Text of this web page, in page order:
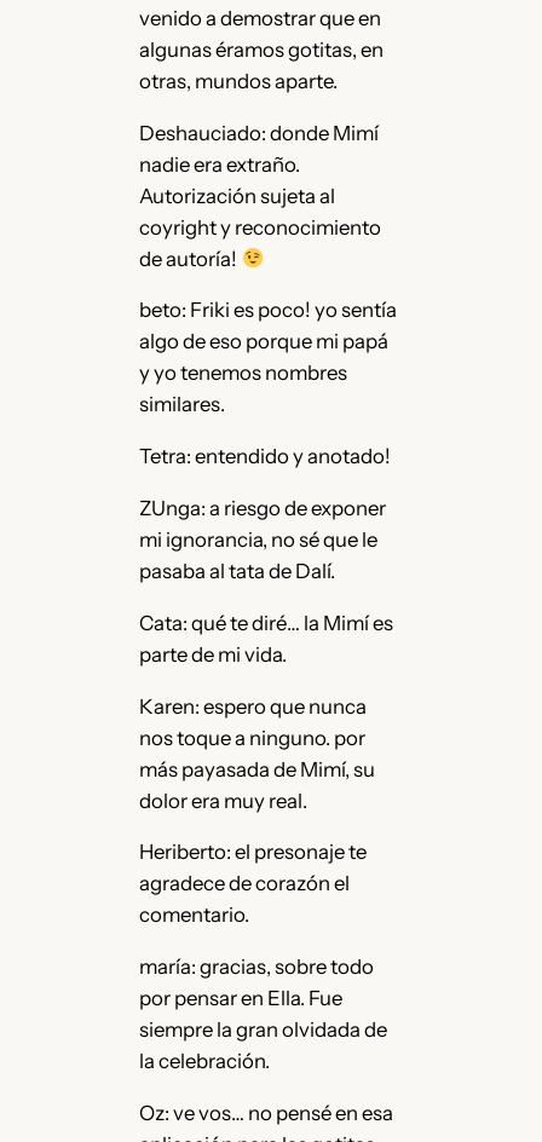
venido a demostrar que en
algunas éramos gotitas, en
otras, mundos aparte.
Deshauciado: donde Mimí
nadie era extraño.
Autorización sujeta al
coyright y reconocimiento
de autoría!
beto: Friki es poco! yo sentía
algo de eso porque mi papá
y yo tenemos nombres
similares.
Tetra: entendido y anotado!
ZUnga: a riesgo de exponer
mi ignorancia, no sé que le
pasaba al tata de Dalí.
Cata: qué te diré… la Mimí es
parte de mi vida.
Karen: espero que nunca
nos toque a ninguno. por
más payasada de Mimí, su
dolor era muy real.
Heriberto: el presonaje te
agradece de corazón el
comentario.
maría: gracias, sobre todo
por pensar en Ella. Fue
siempre la gran olvidada de
la celebración.
Oz: ve vos… no pensé en esa